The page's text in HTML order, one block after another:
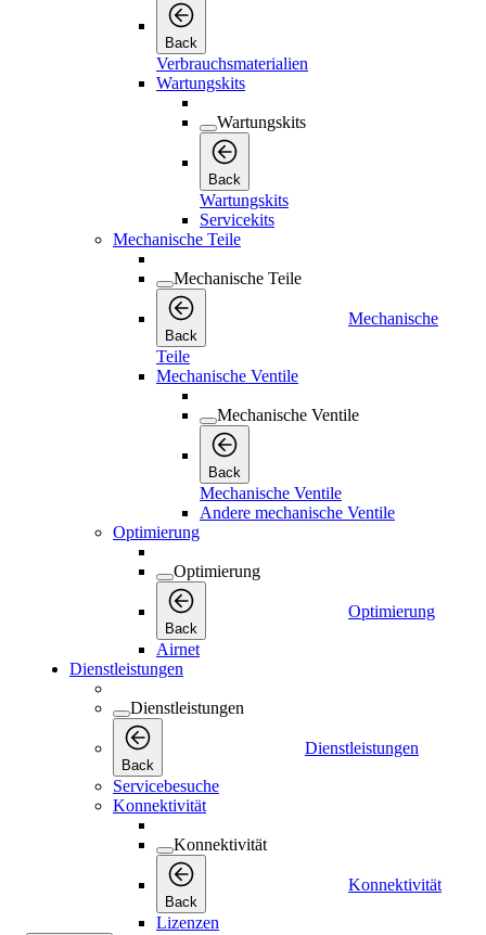
Back
Verbrauchsmaterialien
Wartungskits
Wartungskits
Back
Wartungskits
Servicekits
Mechanische Teile
Mechanische Teile
Back
Mechanische
Teile
Mechanische Ventile
Mechanische Ventile
Back
Mechanische Ventile
Andere mechanische Ventile
Optimierung
Optimierung
Back
Optimierung
Airnet
Dienstleistungen
Dienstleistungen
Back
Dienstleistungen
Servicebesuche
Konnektivität
Konnektivität
Back
Konnektivität
Lizenzen